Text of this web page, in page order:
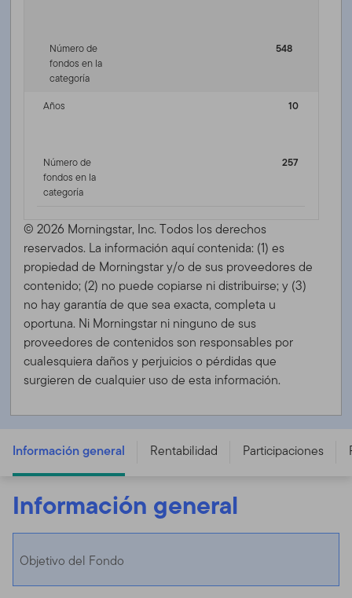
Número de
fondos en la
categoría
548
Años 10
Número de
fondos en la
categoría
257
© 2026 Morningstar, Inc. Todos los derechos
reservados. La información aquí contenida: (1) es
propiedad de Morningstar y/o de sus proveedores de
contenido; (2) no puede copiarse ni distribuirse; y (3)
no hay garantía de que sea exacta, completa u
oportuna. Ni Morningstar ni ninguno de sus
proveedores de contenidos son responsables por
cualesquiera daños y perjuicios o pérdidas que
surgieren de cualquier uso de esta información.
LU0252652382
Información general Rentabilidad Participaciones
Información general
Objetivo del Fondo